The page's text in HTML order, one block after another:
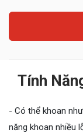
Tính
- Có thể khoan
năng khoan nhiều